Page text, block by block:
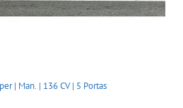
| Man. | 136 CV | 5 Portas